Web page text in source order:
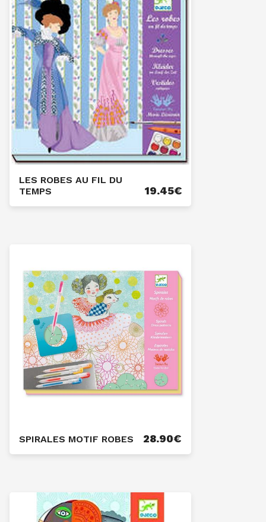
LES ROBES AU FIL DU
TEMPS
19.45€
SPIRALES MOTIF ROBES 28.90€